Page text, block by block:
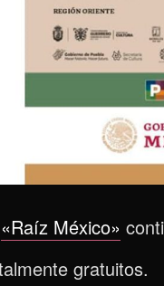
«Raíz México»
gratuitos.